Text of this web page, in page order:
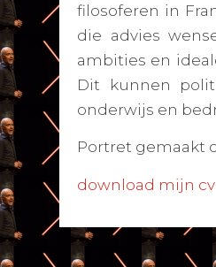
filosoferen in
die advies
ambities en
Dit kunnen
onderwijs en
Portret gemaakt
download mijn cv